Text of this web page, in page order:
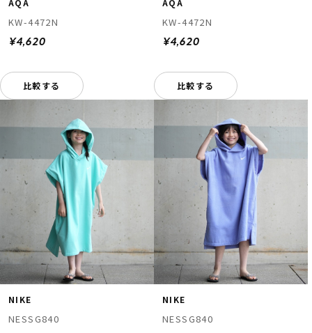
AQA
KW-4472N
¥4,620
比較する
AQA
KW-4472N
¥4,620
比較する
NIKE
NESSG840
NIKE
NESSG840